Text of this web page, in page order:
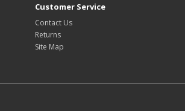
Customer Service
Contact Us
Returns
Site Map